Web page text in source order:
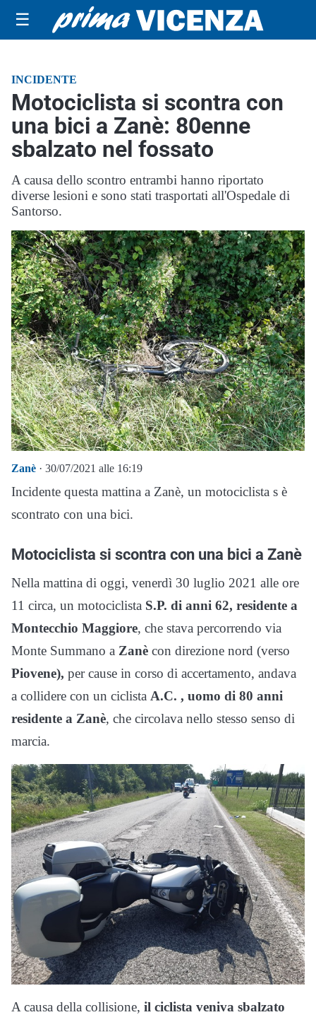
☰
INCIDENTE
Motociclista si scontra con
una bici a Zanè: 80enne
sbalzato nel fossato
A causa dello scontro entrambi hanno riportato
diverse lesioni e sono stati trasportati all'Ospedale di
Santorso.
Zanè · 30/07/2021 alle 16:19
Incidente questa mattina a Zanè, un motociclista s è
scontrato con una bici.
Motociclista si scontra con una bici a Zanè
Nella mattina di oggi, venerdì 30 luglio 2021 alle ore
11 circa, un motociclista S.P. di anni 62, residente a
Montecchio Maggiore, che stava percorrendo via
Monte Summano a Zanè con direzione nord (verso
Piovene), per cause in corso di accertamento, andava
a collidere con un ciclista A.C. , uomo di 80 anni
residente a Zanè, che circolava nello stesso senso di
marcia.
A causa della collisione, il ciclista veniva sbalzato